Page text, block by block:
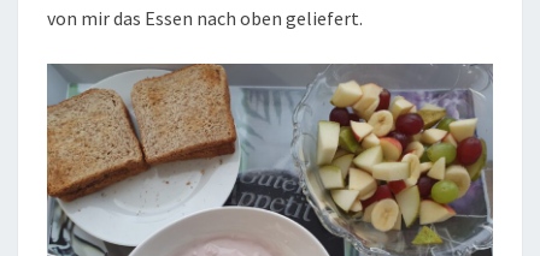
von mir das Essen nach oben geliefert.